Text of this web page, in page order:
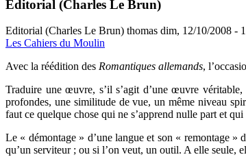
Editorial (Charles Le Brun)
Editorial (Charles Le Brun) thomas dim, 12/10/2008 -
Les Cahiers du Moulin
Avec la réédition des Romantiques allemands,
Traduire une œuvre, s’il s’agit d’une œuvre
profondes, une similitude de vue, un même niveau
faut ce quelque chose qui ne s’apprend nulle part et
Le « démontage » d’une langue et son « remontage »
qu’un serviteur ; ou si l’on veut, un outil. A elle seule,